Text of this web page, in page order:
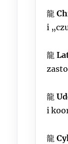
龍
i
龍
龍
i
龍